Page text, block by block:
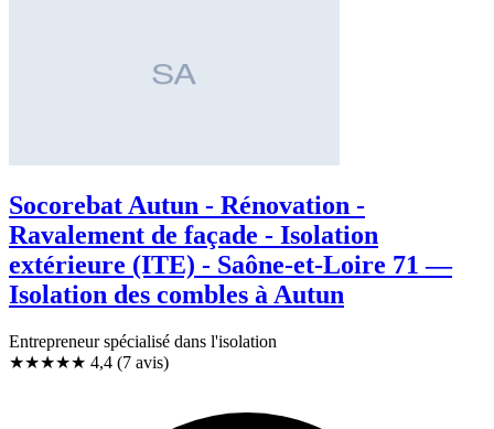
Socorebat Autun - Rénovation -
Ravalement de façade - Isolation
extérieure (ITE) - Saône-et-Loire 71 —
Isolation des combles à Autun
Entrepreneur spécialisé dans l'isolation
★★★★★ 4,4 (7 avis)